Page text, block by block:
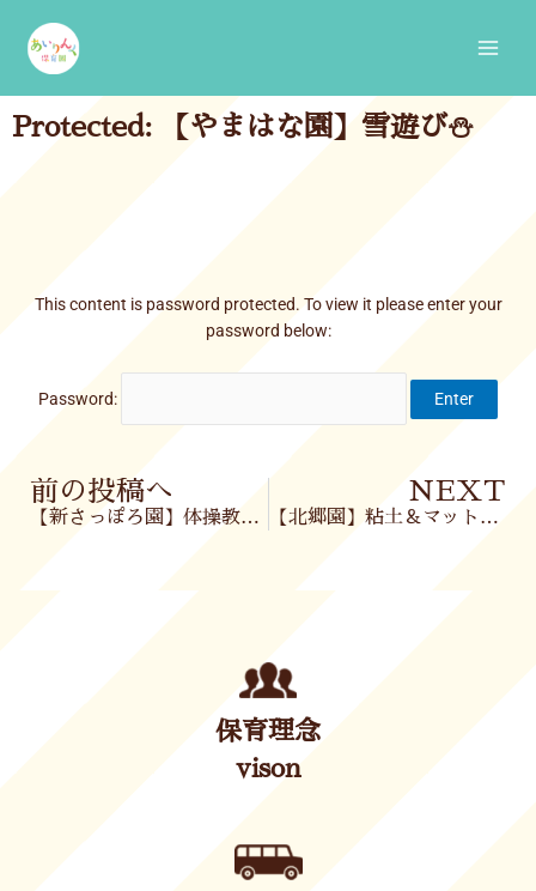
content
Protected: 【やまはな園】雪遊び⛄
This content is password protected. To view it please enter your
password below:
Password:
Prev
前の投稿へ
【新さっぽろ園】体操教室🏃‍♀️🏃‍♂️
NEXT
【北郷園】粘土＆マット遊び🎵
保育理念
vison